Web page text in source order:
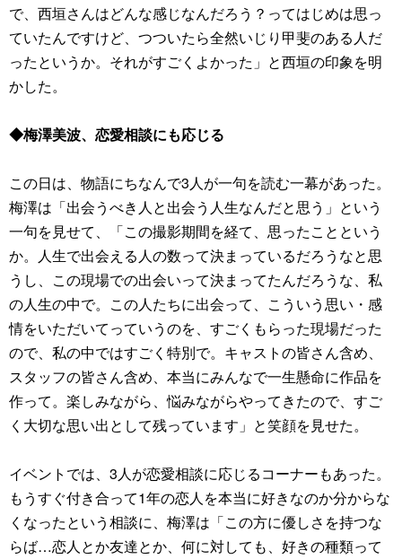
で、西垣さんはどんな感じなんだろう？ってはじめは思っ
ていたんですけど、つついたら全然いじり甲斐のある人だ
ったというか。それがすごくよかった」と西垣の印象を明
かした。
◆梅澤美波、恋愛相談にも応じる
この日は、物語にちなんで3人が一句を読む一幕があった。
梅澤は「出会うべき人と出会う人生なんだと思う」という
一句を見せて、「この撮影期間を経て、思ったことという
か。人生で出会える人の数って決まっているだろうなと思
うし、この現場での出会いって決まってたんだろうな、私
の人生の中で。この人たちに出会って、こういう思い・感
情をいただいてっていうのを、すごくもらった現場だった
ので、私の中ではすごく特別で。キャストの皆さん含め、
スタッフの皆さん含め、本当にみんなで一生懸命に作品を
作って。楽しみながら、悩みながらやってきたので、すご
く大切な思い出として残っています」と笑顔を見せた。
イベントでは、3人が恋愛相談に応じるコーナーもあった。
もうすぐ付き合って1年の恋人を本当に好きなのか分からな
くなったという相談に、梅澤は「この方に優しさを持つな
らば…恋人とか友達とか、何に対しても、好きの種類って